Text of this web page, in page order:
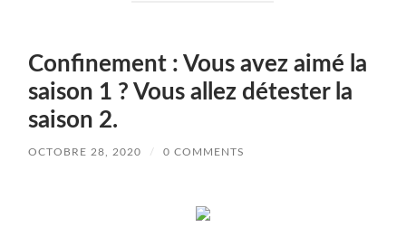
Confinement : Vous avez aimé la
saison 1 ? Vous allez détester la
saison 2.
OCTOBRE 28, 2020 / 0 COMMENTS